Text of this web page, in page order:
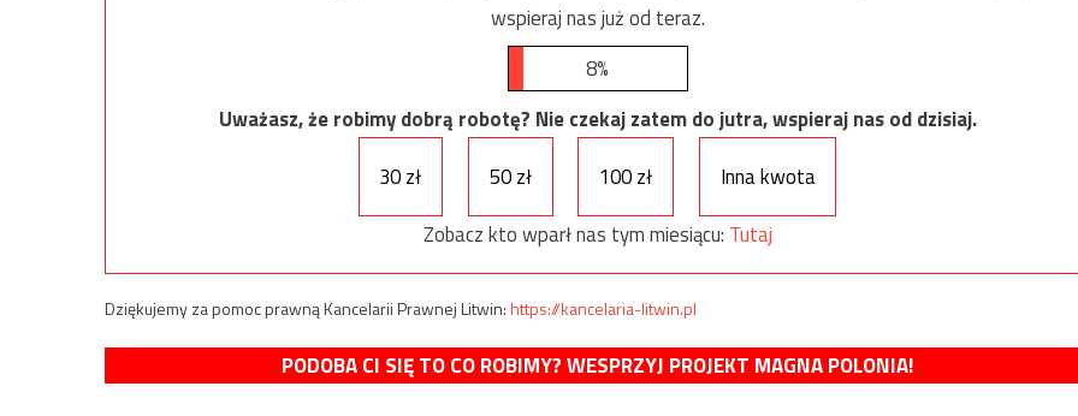
wspieraj nas już od teraz.
8%
Uważasz, że robimy dobrą robotę? Nie czekaj zatem do jutra, wspieraj nas od dzisiaj.
30 zł
50 zł 100 zł
Inna kwota
Zobacz kto wparł nas tym miesiącu: Tutaj
Dziękujemy za pomoc prawną Kancelarii Prawnej Litwin:https://kancelaria-litwin.pl
PODOBA CI SIĘ TO CO ROBIMY? WESPRZYJ PROJEKT MAGNA POLONIA!